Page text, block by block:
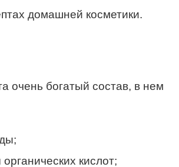
домашней косметики.
очень богатый состав, в нем
кислот;